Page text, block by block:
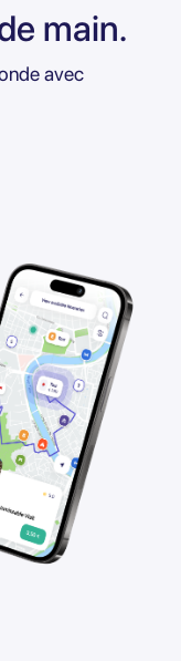
main.
avec